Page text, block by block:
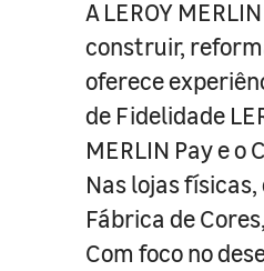
A LEROY
construir,
oferece
de Fidelidade
MERLIN Pay e o
Nas lojas
Fábrica de
Com foco no